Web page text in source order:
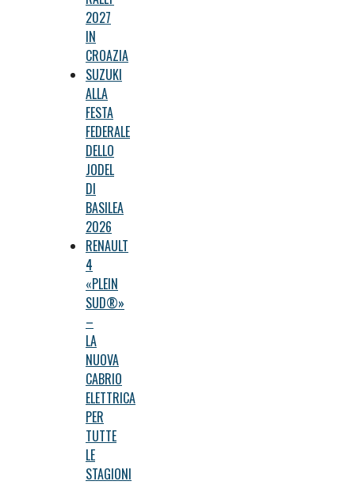
2027
IN
CROAZIA
SUZUKI
ALLA
FESTA
FEDERALE
DELLO
JODEL
DI
BASILEA
2026
RENAULT
4
«PLEIN
SUD®»
–
LA
NUOVA
CABRIO
ELETTRICA
PER
TUTTE
LE
STAGIONI